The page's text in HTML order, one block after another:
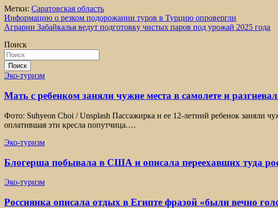
Метки: Саратовская область
Навигация
по
записям
Информацию о резком подорожании туров в Турцию опровергли
Аграрии Забайкалья ведут подготовку чистых паров под урожай 2025 года
Поиск
Поиск
Эко-туризм
Мать с ребенком заняли чужие места в самолете и
Фото: Suhyeon Choi / Unsplash Пассажирка и ее 12-летний ребенок заняли
оплатившая эти кресла попутчица.…
Эко-туризм
Блогерша побывала в США и описала переехавших туда
Эко-туризм
Россиянка описала отдых в Египте фразой «были вечно